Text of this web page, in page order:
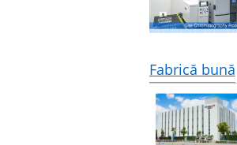
Fabrică bună